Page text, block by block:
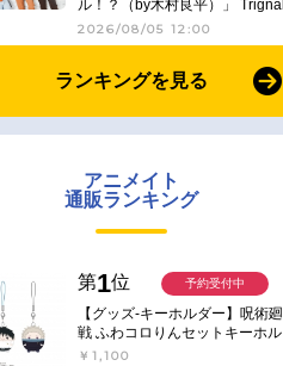
ル！？（by木村良平）」 Trignal
のキラキラ☆ビートＲ
2026/08/05 12:00
ランキングを見る
アニメイト
通販ランキング
第1位
【グッズ-キーホルダー】呪術廻
戦 ふわコロりんセットキーホル
ダー【アニメイト特典付】
￥1,100
予約受付中